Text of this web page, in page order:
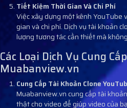
Tiết Kiệm Thời Gian Và Chi Phí
Việc xây dựng một kênh
gian và chi phí. Dịch vụ tài khoản
lượng tương tác cần thiết mà
Các Loại Dịch Vụ Cung
Muabanview.vn
Cung Cấp Tài Khoản Clone
Muabanview.vn cung cấp tài
thật cho video để giúp video của